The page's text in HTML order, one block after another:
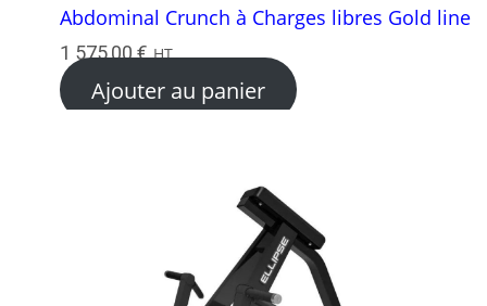
Abdominal Crunch à Charges libres Gold line
1 575,00€ HT
Ajouter au panier